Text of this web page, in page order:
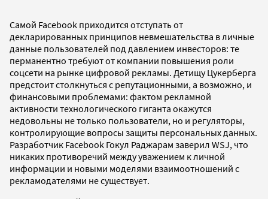
Самой Facebook приходится отступать от
декларированных принципов невмешательства в личные
данные пользователей под давлением инвесторов: те
перманентно требуют от компании повышения роли
соцсети на рынке цифровой рекламы. Детищу Цукерберга
предстоит столкнуться с репутационными, а возможно, и
финансовыми проблемами: фактом рекламной
активности технологического гиганта окажутся
недовольны не только пользователи, но и регуляторы,
контролирующие вопросы защиты персональных данных.
Разработчик Facebook Гокул Раджарам заверил WSJ, что
никаких противоречий между уважением к личной
информации и новыми моделями взаимоотношений с
рекламодателями не существует.